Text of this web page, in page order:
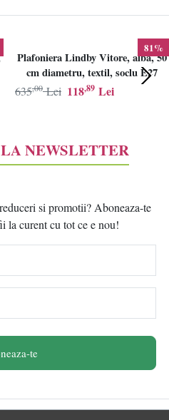
81%
Plafoniera Lindby Vitore, alba, 50
cm diametru, textil, soclu E27
118,89 Lei
635,00 Lei
NEWSLETTER
si promotii? Aboneaza-te
la curent cu tot ce e nou!
te